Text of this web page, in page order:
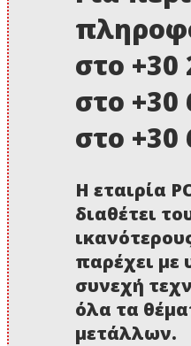
στο +30
στο +30
στο +30
Η εταιρία
διαθέτει
παρέχει με
συνεχή
όλα τα
μετάλλων.